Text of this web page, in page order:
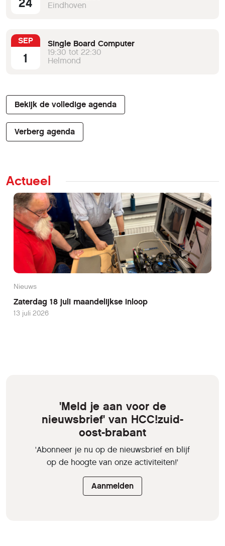
Eindhoven
SEP
1
Single Board Computer
19:30 tot 22:30
Helmond
Bekijk de volledige agenda
Verberg agenda
Actueel
Nieuws
Zaterdag 18 juli maandelijkse inloop
13 juli 2026
'Meld je aan voor de
nieuwsbrief' van HCC!zuid-
oost-brabant
'Abonneer je nu op de nieuwsbrief en blijf
op de hoogte van onze activiteiten!'
Aanmelden